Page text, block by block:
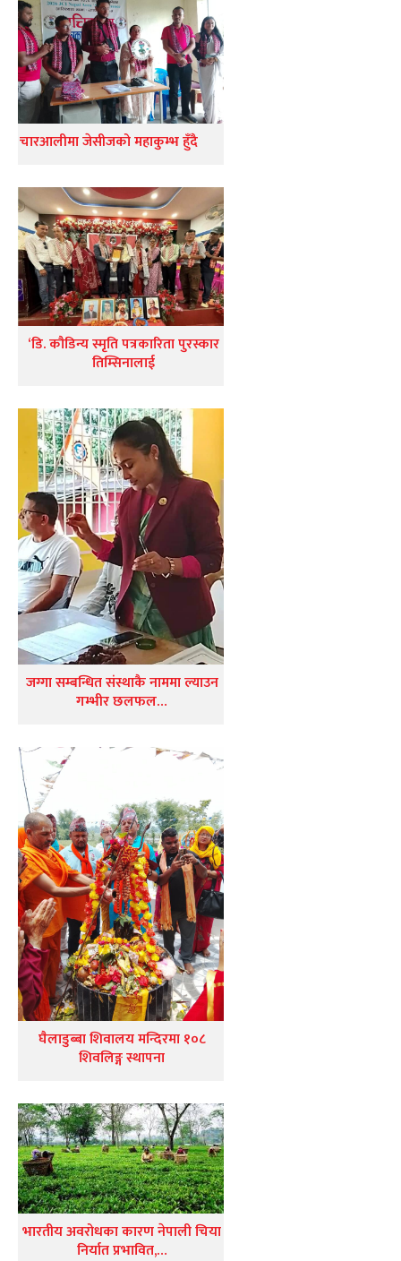
चारआलीमा जेसीजको महाकुम्भ हुँदै
‘डि. कौडिन्य स्मृति पत्रकारिता पुरस्कार
तिम्सिनालाई
जग्गा सम्बन्धित संस्थाकै नाममा ल्याउन
गम्भीर छलफल…
घैलाडुब्बा शिवालय मन्दिरमा १०८
शिवलिङ्ग स्थापना
भारतीय अवरोधका कारण नेपाली चिया
निर्यात प्रभावित,…